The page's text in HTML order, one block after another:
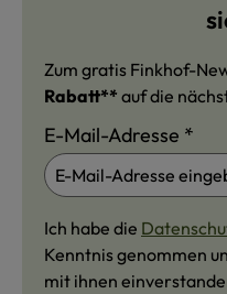
Zum gratis Finkhof-
Rabatt** auf die
E-Mail-Adresse *
Ich habe die
Kenntnis genommen
mit ihnen